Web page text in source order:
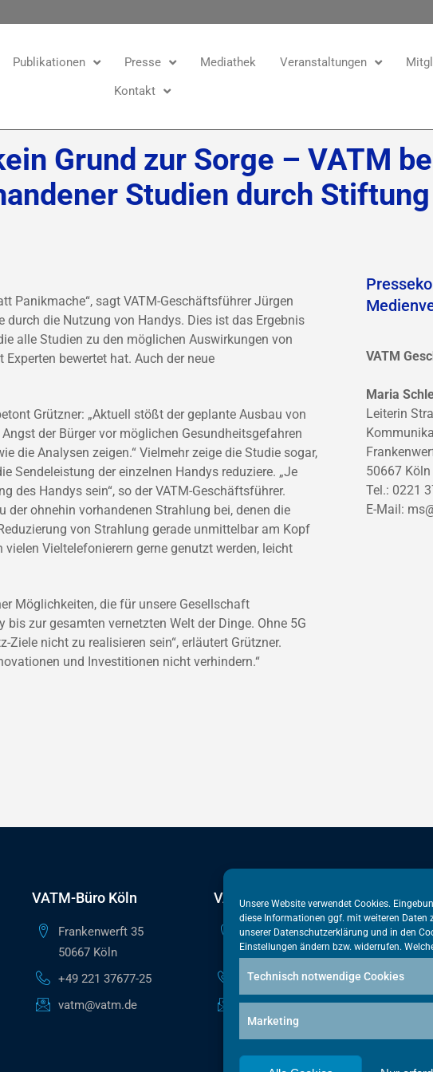
Unsere Website verwendet Cookies.
diese Informationen ggf. mit weiteren Daten
unserer Datenschutzerklärung und in den
Einstellungen ändern bzw. widerrufen.
Technisch notwendige Cookies
Marketing
Publikationen Presse Mediathek Veranstaltungen
Kontakt
Grund zur Sorge – VATM
Studien durch Stiftung
Panikmache“, sagt VATM-Geschäftsführer Jürgen
die Nutzung von Handys. Dies ist das Ergebnis
alle Studien zu den möglichen Auswirkungen von
bewertet hat. Auch der neue
Grützner: „Aktuell stößt der geplante Ausbau von
der Bürger vor möglichen Gesundheitsgefahren
die Analysen zeigen.“ Vielmehr zeige die Studie sogar,
Sendeleistung der einzelnen Handys reduziere. „Je
des Handys sein“, so der VATM-Geschäftsführer.
ohnehin vorhandenen Strahlung bei, denen die
von Strahlung gerade unmittelbar am Kopf
Vieltelefonierern gerne genutzt werden, leicht
Möglichkeiten, die für unsere Gesellschaft
zur gesamten vernetzten Welt der Dinge. Ohne 5G
nicht zu realisieren sein“, erläutert Grützner.
und Investitionen nicht verhindern.“
VATM
Maria
Leiterin
50667 Köln
Tel.: 0221
E-Mail:
VATM-Büro Köln
Frankenwerft 35
50667 Köln
+49 221 37677-25
vatm@vatm.de
VATM-Hauptstadtbüro
Reinhardtstr. 31
10117 Berlin
+49 30 505615-38
berlin@vatm.de